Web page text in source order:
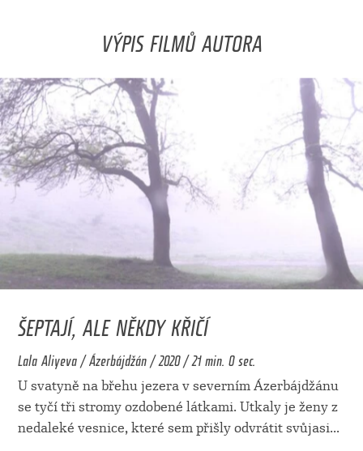
VÝPIS FILMŮ AUTORA
ŠEPTAJÍ, ALE NĚKDY KŘIČÍ
Lala Aliyeva / Ázerbájdžán / 2020 / 21 min. 0 sec.
U svatyně na břehu jezera v severním Ázerbájdžánu
se tyčí tři stromy ozdobené látkami. Utkaly je ženy z
nedaleké vesnice, které sem přišly odvrátit svůjasi...